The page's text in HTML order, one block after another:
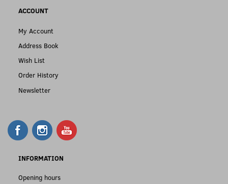
ACCOUNT
My Account
Address Book
Wish List
Order History
Newsletter
INFORMATION
Opening hours